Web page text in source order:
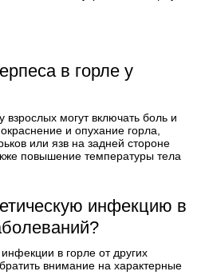
в горле у
могут включать боль и
и опухание горла,
или язв на задней стороне
повышение температуры тела
инфекцию в
в горле от других
внимание на характерные